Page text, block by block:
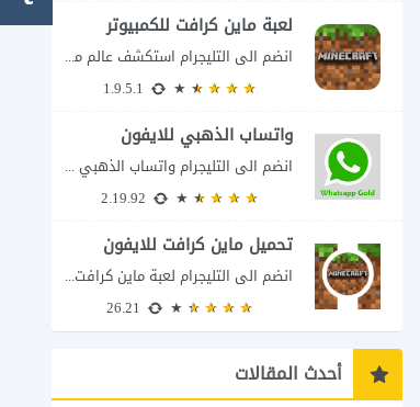
لعبة ماين كرافت للكمبيوتر
انضم الى التليجرام استكشف عالم ماين كرافت بتفاصيل مذهلة 🌟 هل أنت مستعد لمغامرة...
واتساب الذهبي للايفون
انضم الى التليجرام واتساب الذهبي 2023 للايفون إذا كنت تبحث عن واتساب الذهبي للايفون...
تحميل ماين كرافت للايفون
انضم الى التليجرام لعبة ماين كرافت للايفون Minecraft iOS تُعد لعبة Minecraft واحدة من...
أحدث المقالات